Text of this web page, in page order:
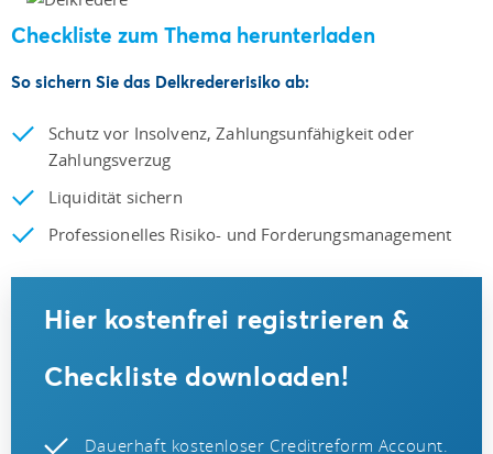
Checkliste zum Thema herunterladen
So sichern Sie das Delkredererisiko ab:
Schutz vor Insolvenz, Zahlungsunfähigkeit oder
Zahlungsverzug
Liquidität sichern
Professionelles Risiko- und Forderungsmanagement
Hier kostenfrei registrieren &
Checkliste downloaden!
Dauerhaft kostenloser Creditreform Account.